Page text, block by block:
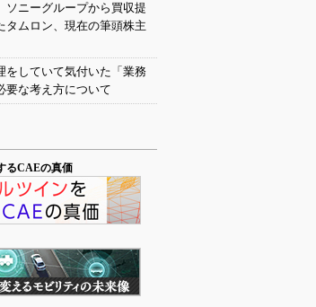
ソニーグループから買収提
タムロン、現在の筆頭株主
をしていて気付いた「業務
要な考え方について
るCAEの真価